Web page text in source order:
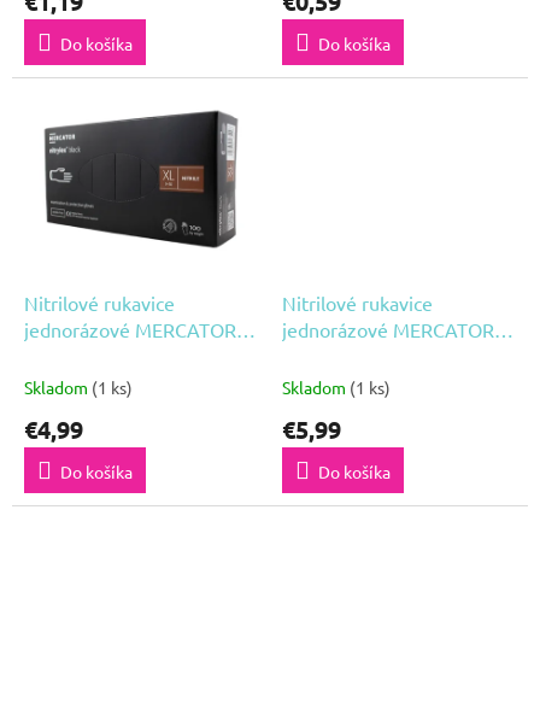
o
Do košíka Do košíka
Nitrilové rukavice
jednorázové MERCATOR
Skladom (1 ks)
€4,99
Do košíka
Nitrilové rukavice
jednorázové MERCATOR
Skladom (1 ks)
€5,99
Do košíka